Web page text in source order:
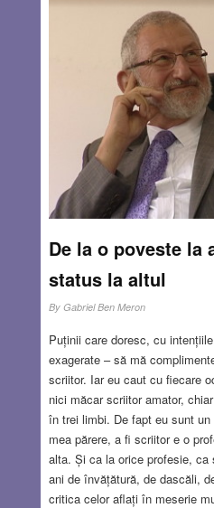
eclere. Lângă prăjituri,
Și cafea. Să mă țină în priză la
spre Cluj. 550 de kilometri, din
Cofetăria asta nu exista în
singura în care mai găsești
Read more…
AUG 25, 2022
De la o poveste la
status la altul
By Gabriel Ben Meron
Puținii care doresc, cu
exagerate – să mă
scriitor. Iar eu caut cu fiecare
nici măcar scriitor amator,
în trei limbi. De fapt eu sunt
mea părere, a fi scriitor e o
alta. Și ca la orice profesie,
ani de învățătură, de dascăli,
critica celor aflați în meserie